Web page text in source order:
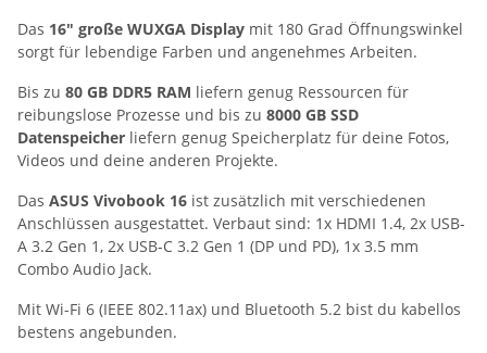
Das 16" große WUXGA Display mit 180 Grad Öffnungswinkel
sorgt für lebendige Farben und angenehmes Arbeiten.
Bis zu 80 GB DDR5 RAM liefern genug Ressourcen für
reibungslose Prozesse und bis zu 8000 GB SSD
Datenspeicher liefern genug Speicherplatz für deine Fotos,
Videos und deine anderen Projekte.
Das ASUS Vivobook 16 ist zusätzlich mit verschiedenen
Anschlüssen ausgestattet. Verbaut sind: 1x HDMI 1.4, 2x USB-
A 3.2 Gen 1, 2x USB-C 3.2 Gen 1 (DP und PD), 1x 3.5 mm
Combo Audio Jack.
Mit Wi-Fi 6 (IEEE 802.11ax) und Bluetooth 5.2 bist du kabellos
bestens angebunden.